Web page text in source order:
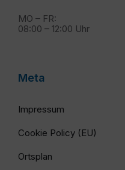
MO – FR:
08:00 – 12:00 Uhr
Meta
Impressum
Cookie Policy (EU)
Ortsplan